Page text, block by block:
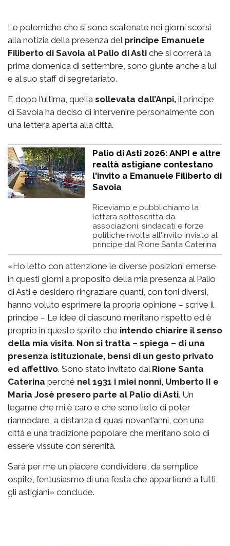
Le polemiche che si sono scatenate nei giorni scorsi
alla notizia della presenza del principe Emanuele
Filiberto di Savoia al Palio di Asti che si correrà la
prima domenica di settembre, sono giunte anche a lui
e al suo staff di segretariato.
E dopo l’ultima, quella sollevata dall’Anpi, il principe
di Savoia ha deciso di intervenire personalmente con
una lettera aperta alla città.
Palio di Asti 2026: ANPI e altre
realtà astigiane contestano
l'invito a Emanuele Filiberto di
Savoia
Riceviamo e pubblichiamo la
lettera sottoscritta da
associazioni, sindacati e forze
politiche rivolta all'invito inviato al
principe dal Rione Santa Caterina
«Ho letto con attenzione le diverse posizioni emerse
in questi giorni a proposito della mia presenza al Palio
di Asti e desidero ringraziare quanti, con toni diversi,
hanno voluto esprimere la propria opinione – scrive il
principe – Le idee di ciascuno meritano rispetto ed è
proprio in questo spirito che intendo chiarire il senso
della mia visita. Non si tratta – spiega – di una
presenza istituzionale, bensì di un gesto privato
ed affettivo. Sono stato invitato dal Rione Santa
Caterina perché nel 1931 i miei nonni, Umberto II e
Maria Josè presero parte al Palio di Asti. Un
legame che mi è caro e che sono lieto di poter
riannodare, a distanza di quasi novant’anni, con una
città e una tradizione popolare che meritano solo di
essere vissute con serenità.
Sarà per me un piacere condividere, da semplice
ospite, l’entusiasmo di una festa che appartiene a tutti
gli astigiani» conclude.